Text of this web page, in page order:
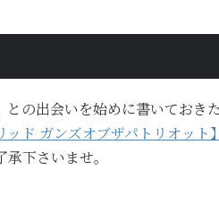
との出会いを始めに書いておき
ッド ガンズオブザパトリオット】
下さいませ。